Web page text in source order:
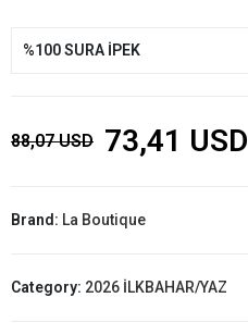
%100 SURA İPEK
88,07 USD 73,41 USD
Brand: La Boutique
Category: 2026 İLKBAHAR/YAZ